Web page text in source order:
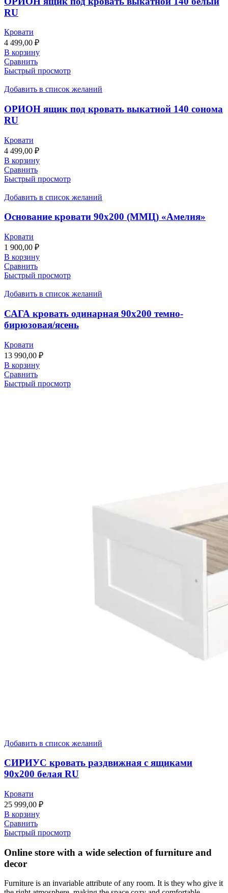
RU
Кровати
4 499,00 ₽
В корзину
Сравнить
Быстрый просмотр
Добавить в список желаний
ОРИОН ящик под кровать выкатной 140 сонома
RU
Кровати
4 499,00 ₽
В корзину
Сравнить
Быстрый просмотр
Добавить в список желаний
Основание кровати 90х200 (ММЦ) «Амелия»
Кровати
1 900,00 ₽
В корзину
Сравнить
Быстрый просмотр
Добавить в список желаний
САГА кровать одинарная 90х200 темно-
бирюзовая/ясень
Кровати
13 990,00 ₽
В корзину
Сравнить
Быстрый просмотр
Добавить в список желаний
СИРИУС кровать раздвижная с ящиками
90х200 белая RU
Кровати
25 999,00 ₽
В корзину
Сравнить
Быстрый просмотр
Online store with a wide selection of furniture and
decor
Furniture is an invariable attribute of any room. It is they who give it